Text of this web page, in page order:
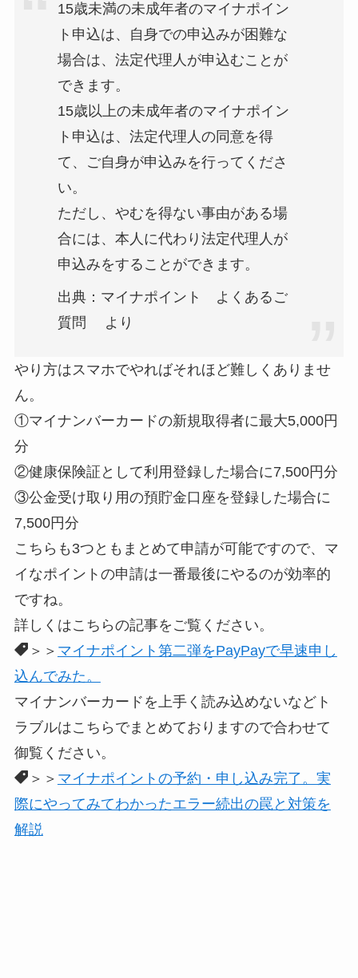
15歳未満の未成年者のマイナポイン
ト申込は、自身での申込みが困難な
場合は、法定代理人が申込むことが
できます。
15歳以上の未成年者のマイナポイン
ト申込は、法定代理人の同意を得
て、ご自身が申込みを行ってくださ
い。
ただし、やむを得ない事由がある場
合には、本人に代わり法定代理人が
申込みをすることができます。
出典：マイナポイント よくあるご
質問 より
やり方はスマホでやればそれほど難しくありませ
ん。
①マイナンバーカードの新規取得者に最大5,000円
分
②健康保険証として利用登録した場合に7,500円分
③公金受け取り用の預貯金口座を登録した場合に
7,500円分
こちらも3つともまとめて申請が可能ですので、マ
イなポイントの申請は一番最後にやるのが効率的
ですね。
詳しくはこちらの記事をご覧ください。
＞＞ マイナポイント第二弾をPayPayで早速申し
込んでみた。
マイナンバーカードを上手く読み込めないなどト
ラブルはこちらでまとめておりますので合わせて
御覧ください。
＞＞ マイナポイントの予約・申し込み完了。実
際にやってみてわかったエラー続出の罠と対策を
解説